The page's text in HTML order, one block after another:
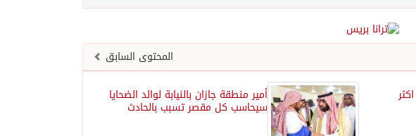
المحتوى السابق
أمير منطقة جازان بالنيابة لوالد الضحايا
سيحاسب كل مقصر تسبب بالحادث